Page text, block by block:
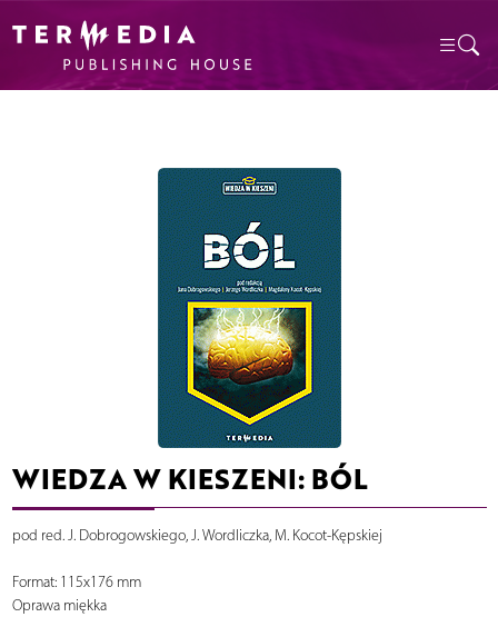
WIEDZA W KIESZENI: BÓL
pod red. J. Dobrogowskiego, J. Wordliczka, M. Kocot-Kępskiej
Format: 115x176 mm
Oprawa miękka